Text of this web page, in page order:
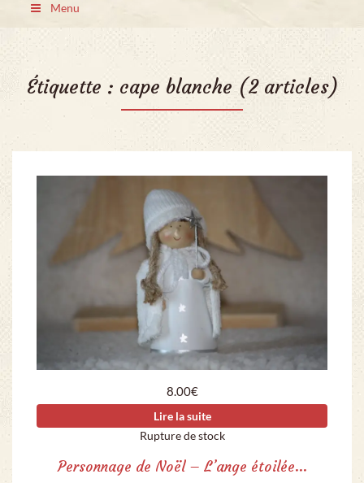
Menu
Étiquette : cape blanche (2 articles)
8.00€
Lire la suite
Rupture de stock
Personnage de Noël – L’ange étoilée…